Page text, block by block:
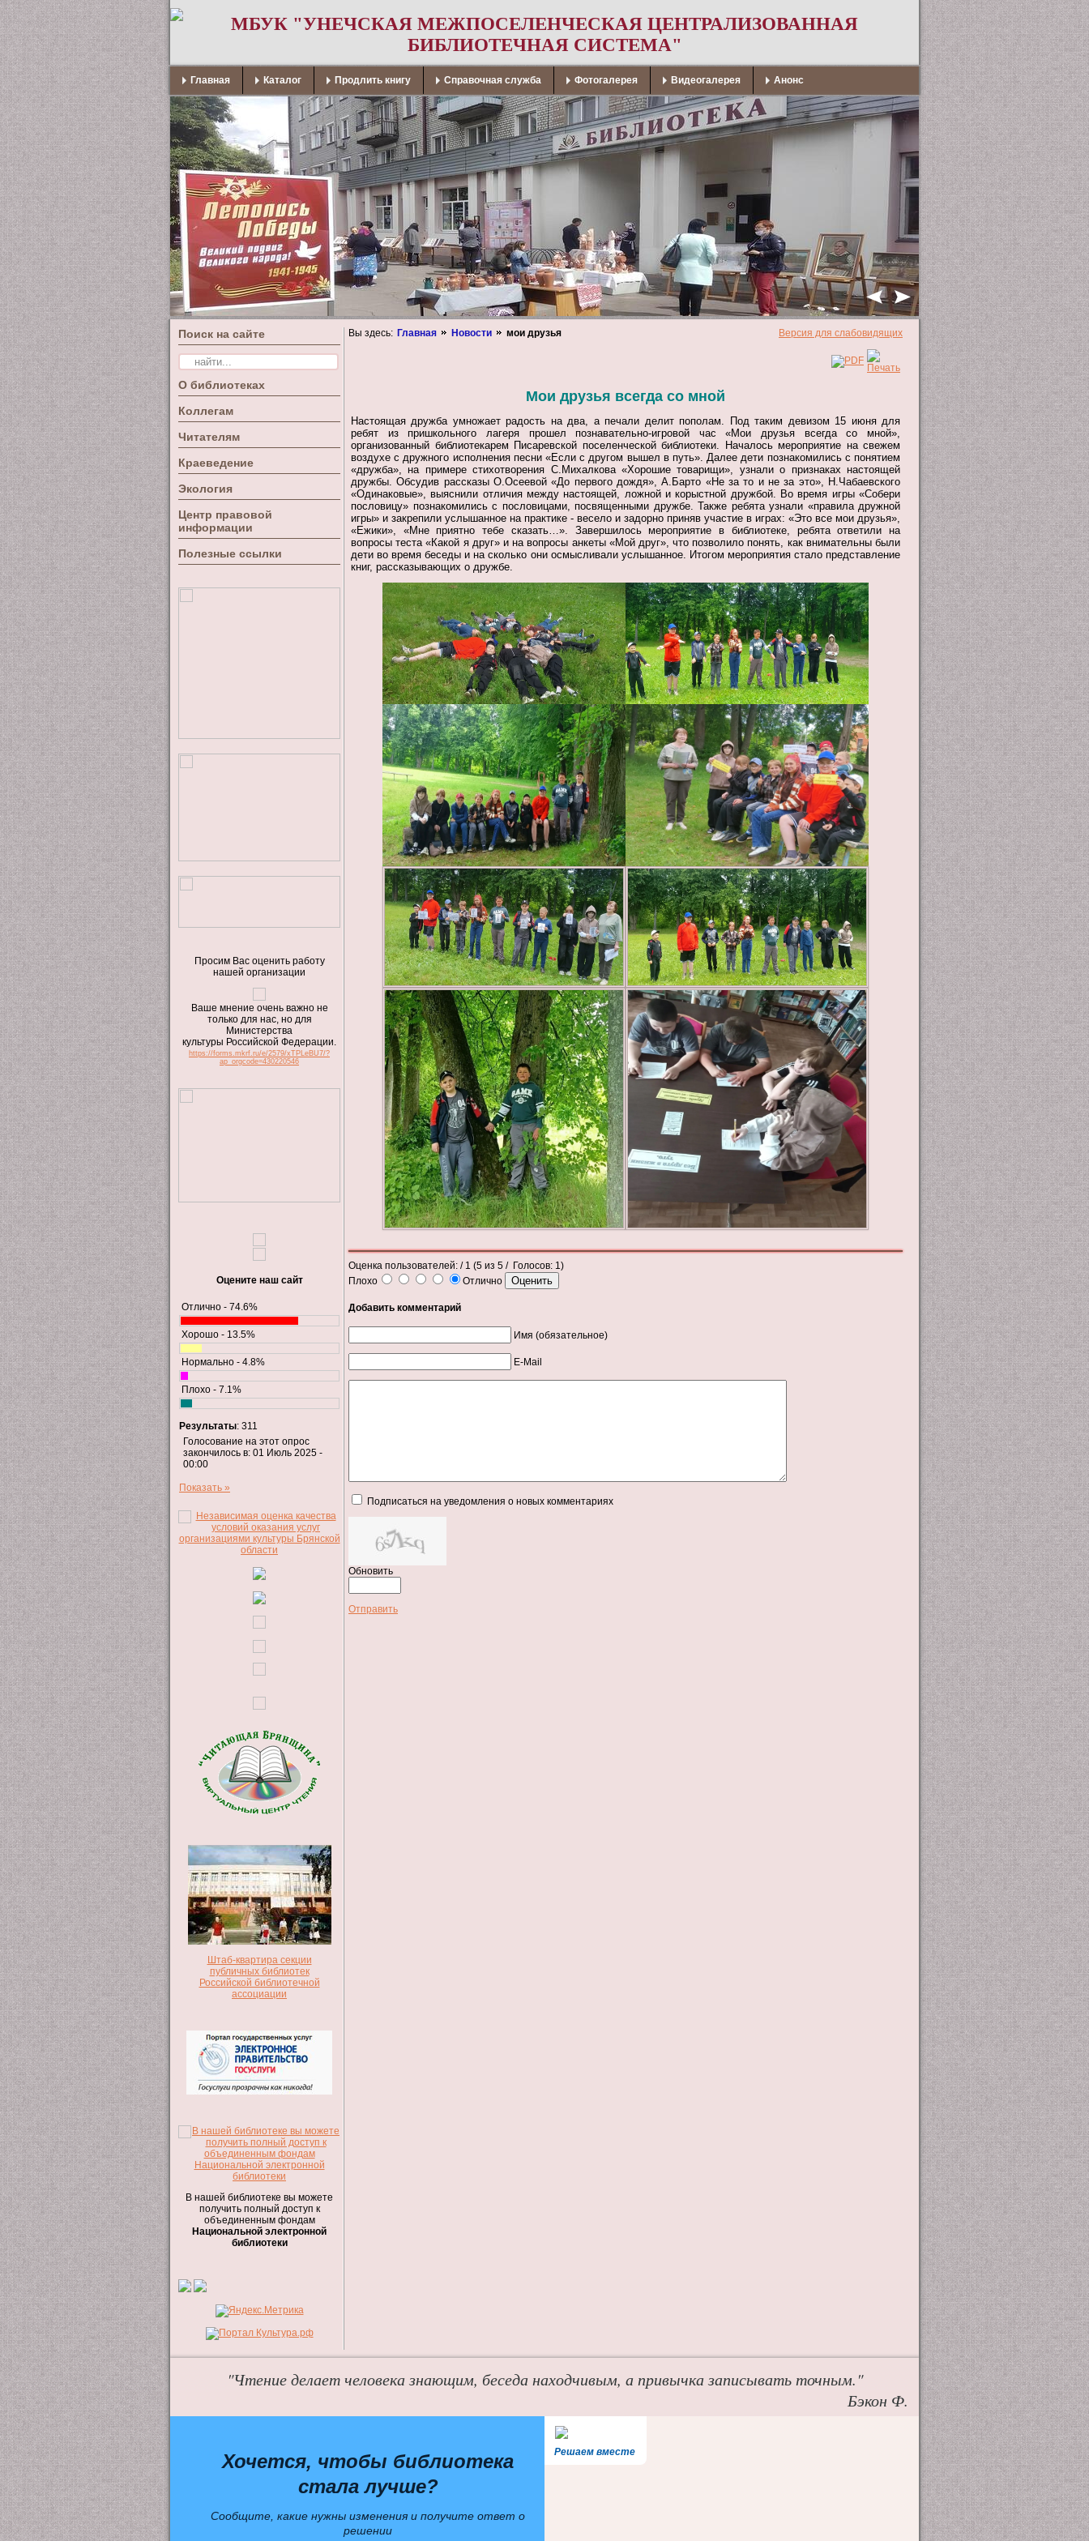
МБУК "УНЕЧСКАЯ МЕЖПОСЕЛЕНЧЕСКАЯ ЦЕНТРАЛИЗОВАННАЯ
БИБЛИОТЕЧНАЯ СИСТЕМА"
Главная Каталог Продлить книгу Справочная служба Фотогалерея Видеогалерея Анонс
Поиск на сайте
О библиотеках
Коллегам
Читателям
Краеведение
Экология
Центр правовой
информации
Полезные ссылки
Просим Вас оценить работу
нашей организации
Ваше мнение очень важно не
только для нас, но для
Министерства
культуры Российской Федерации.
https://forms.mkrf.ru/e/2579/xTPLeBU7/?
ap_orgcode=430220546
Оцените наш сайт
Отлично - 74.6%
Хорошо - 13.5%
Нормально - 4.8%
Плохо - 7.1%
Результаты: 311
Голосование на этот опрос
закончилось в: 01 Июль 2025 -
00:00
Показать »
Штаб-квартира секции
публичных библиотек
Российской библиотечной
ассоциации
В нашей библиотеке вы можете
получить полный доступ к
объединенным фондам
Национальной электронной
библиотеки
Вы здесь: Главная Новости мои друзья Версия для слабовидящих
Мои друзья всегда со мной
Настоящая дружба умножает радость на два, а печали делит пополам. Под таким девизом 15 июня для
ребят из пришкольного лагеря прошел познавательно-игровой час «Мои друзья всегда со мной»,
организованный библиотекарем Писаревской поселенческой библиотеки.
Началось мероприятие на свежем
воздухе с дружного исполнения песни «Если с другом вышел в путь». Далее дети познакомились с понятием
«дружба», на примере стихотворения С.Михалкова «Хорошие товарищи», узнали о признаках настоящей
дружбы. Обсудив рассказы О.Осеевой «До первого дождя», А.Барто «Не за то и не за это», Н.Чабаевского
«Одинаковые», выяснили отличия между настоящей, ложной и корыстной дружбой. Во время игры «Собери
пословицу» познакомились с пословицами, посвященными дружбе. Также ребята узнали «правила дружной
игры» и закрепили услышанное на практике - весело и задорно приняв участие в играх: «Это все мои друзья»,
«Ежики», «Мне приятно тебе сказать…». Завершилось мероприятие в библиотеке, ребята ответили на
вопросы теста «Какой я друг» и на вопросы анкеты «Мой друг», что позволило понять, как внимательны были
дети во время беседы и на сколько они осмысливали услышанное. Итогом мероприятия стало представление
книг, рассказывающих о дружбе.
Оценка пользователей: / 1 (5 из 5 / Голосов: 1)
Плохо
Отлично
Добавить комментарий
Имя (обязательное)
E-Mail
Подписаться на уведомления о новых комментариях
Обновить
Отправить
"Чтение делает человека знающим, беседа находчивым, а привычка записывать точным."
Бэкон Ф.
Решаем вместе
Хочется, чтобы библиотека
стала лучше?
Сообщите, какие нужны изменения и получите ответ о
решении